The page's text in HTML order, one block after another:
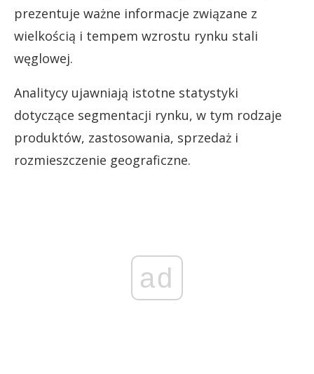
prezentuje ważne informacje związane z
wielkością i tempem wzrostu rynku stali
węglowej.
Analitycy ujawniają istotne statystyki
dotyczące segmentacji rynku, w tym rodzaje
produktów, zastosowania, sprzedaż i
rozmieszczenie geograficzne.
ad